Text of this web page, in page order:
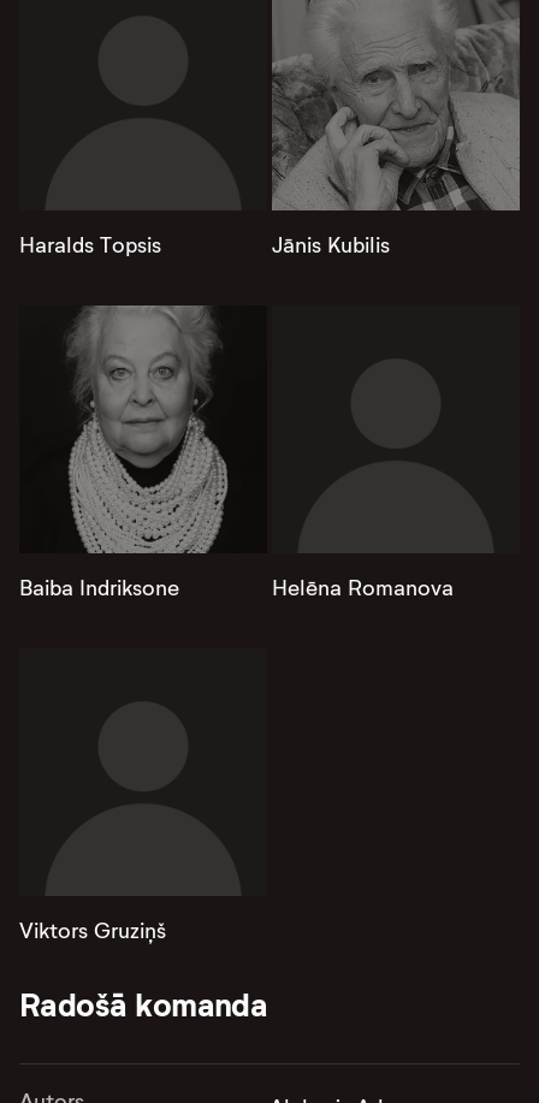
Haralds Topsis Jānis Kubilis
Baiba Indriksone Helēna Romanova
Viktors Gruziņš
Radošā komanda